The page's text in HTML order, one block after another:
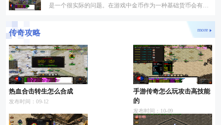
是一个很实际的问题。在游戏中金币作为一种基础货币会有一
传奇攻略 more
热血合击转生怎么合成
发布时间：09-12
手游传奇怎么玩攻击高技能
的
发布时间：10-09